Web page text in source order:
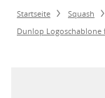
Startseite Squash
Dunlop Logoschablone